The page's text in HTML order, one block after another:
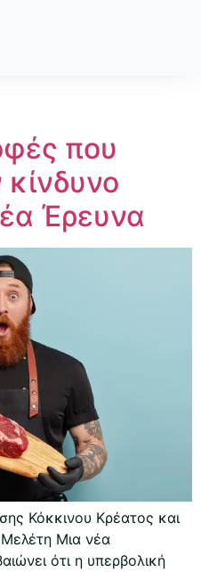
που
Έρευνα
Κόκκινου Κρέατος και
Μια νέα
ότι η υπερβολική